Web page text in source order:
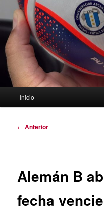
Inicio
Navegación
← Anterior
Alemán B
fecha